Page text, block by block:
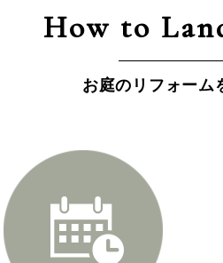
How to
お庭のリフォーム